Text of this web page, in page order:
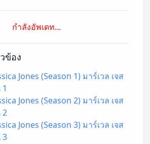
กำลังอัพเดท…
ข้อง
Jones (Season 1) มาร์เวล เจส
Jones (Season 2) มาร์เวล เจส
2
Jones (Season 3) มาร์เวล เจส
3